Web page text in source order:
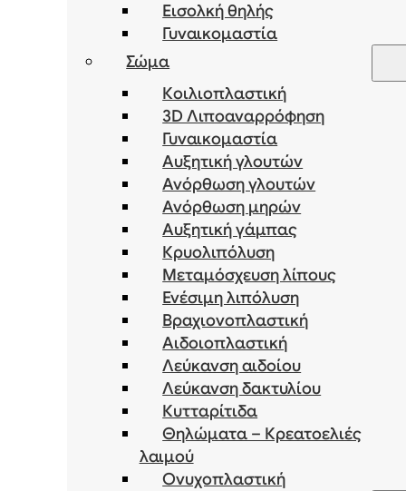
Εισολκή θηλής
Γυναικομαστία
Σώμα
Κοιλιοπλαστική
3D Λιποαναρρόφηση
Γυναικομαστία
Αυξητική γλουτών
Ανόρθωση γλουτών
Ανόρθωση μηρών
Αυξητική γάμπας
Κρυολιπόλυση
Μεταμόσχευση λίπους
Ενέσιμη λιπόλυση
Bραχιονοπλαστική
Αιδοιοπλαστική
Λεύκανση αιδοίου
Λεύκανση δακτυλίου
Κυτταρίτιδα
Θηλώματα – Κρεατοελιές
λαιμού
Ονυχοπλαστική